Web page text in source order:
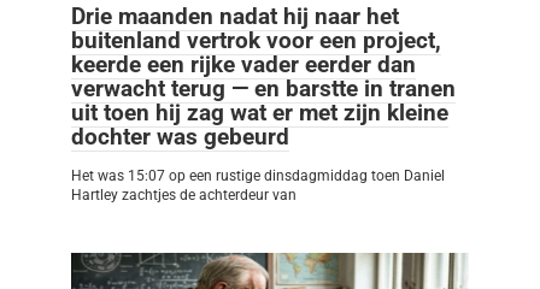
Drie maanden nadat hij naar het
buitenland vertrok voor een project,
keerde een rijke vader eerder dan
verwacht terug — en barstte in tranen
uit toen hij zag wat er met zijn kleine
dochter was gebeurd
Het was 15:07 op een rustige dinsdagmiddag toen Daniel
Hartley zachtjes de achterdeur van